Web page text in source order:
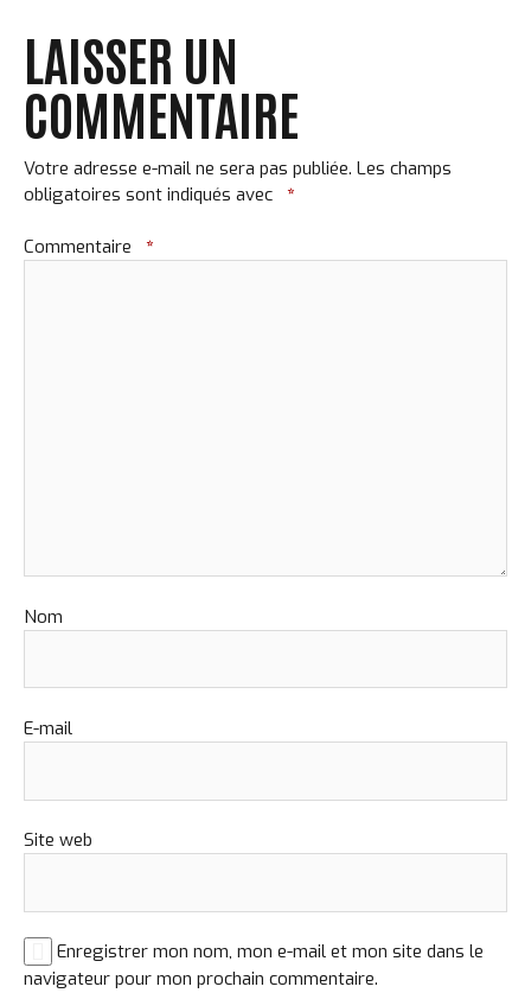
LAISSER UN
COMMENTAIRE
Votre adresse e-mail ne sera pas publiée. Les champs
obligatoires sont indiqués avec *
Commentaire *
Nom
E-mail
Site web
Enregistrer mon nom, mon e-mail et mon site dans le
navigateur pour mon prochain commentaire.